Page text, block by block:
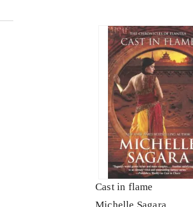
Cast in flame